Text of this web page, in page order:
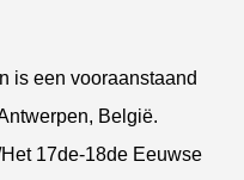
is een vooraanstaand
België.
17de-18de Eeuwse